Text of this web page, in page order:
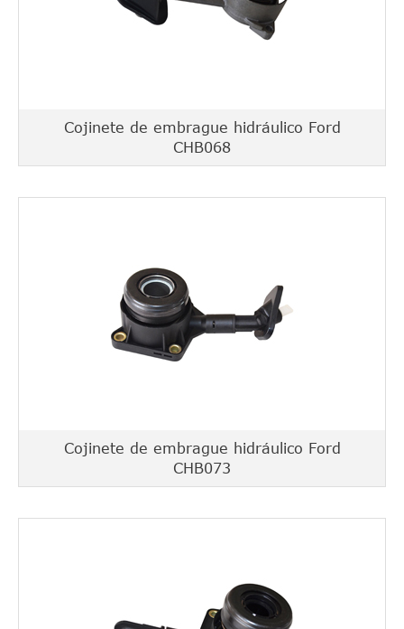
Cojinete de embrague hidráulico Ford
CHB068
Cojinete de embrague hidráulico Ford
CHB073